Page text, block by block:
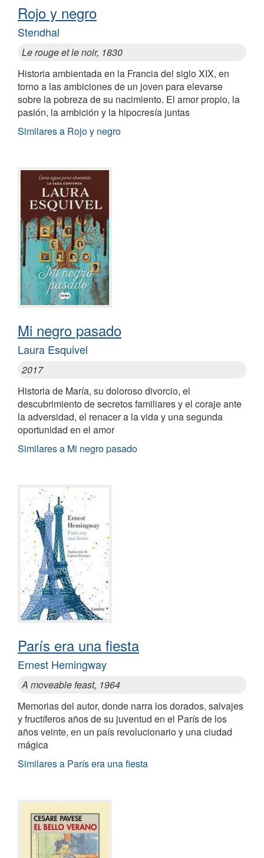
Rojo y negro
Stendhal
Le rouge et le noir, 1830
Historia ambientada en la Francia del siglo XIX, en
torno a las ambiciones de un joven para elevarse
sobre la pobreza de su nacimiento. El amor propio, la
pasión, la ambición y la hipocresía juntas
Similares a Rojo y negro
Mi negro pasado
Laura Esquivel
2017
Historia de María, su doloroso divorcio, el
descubrimiento de secretos familiares y el coraje ante
la adversidad, el renacer a la vida y una segunda
oportunidad en el amor
Similares a Mi negro pasado
París era una fiesta
Ernest Hemingway
A moveable feast, 1964
Memorias del autor, donde narra los dorados, salvajes
y fructíferos años de su juventud en el París de los
años veinte, en un país revolucionario y una ciudad
mágica
Similares a París era una fiesta